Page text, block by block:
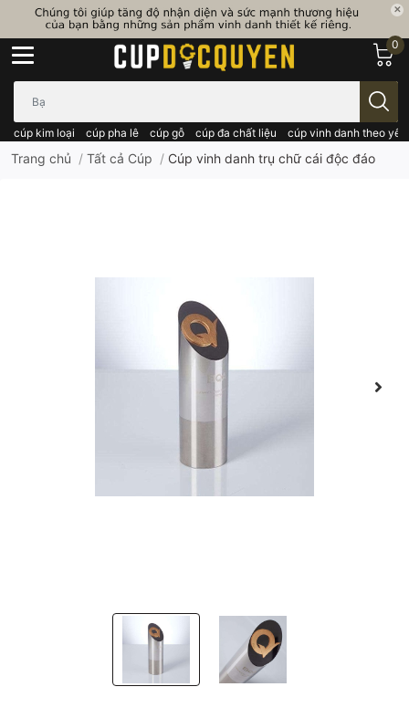
cúp kim loại cúp pha lê cúp gỗ cúp đa chất liệu cúp vinh danh theo
0
Trang chủ / Tất cả Cúp / Cúp vinh danh trụ chữ cái độc đáo
Cúp vinh danh trụ chữ cái độc đáo
Cúp vinh danh trụ chữ cái độc